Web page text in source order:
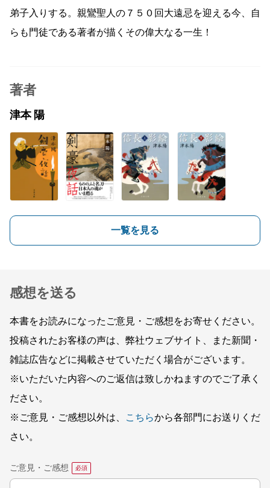
弟子入りする。親鸞聖人の７５０回大遠忌を迎える今、自
らも門徒である著者が描くその偉大なる一生！
著者
津本 陽
一覧を見る
感想を送る
本書をお読みになったご意見・ご感想をお寄せください。
投稿されたお客様の声は、弊社ウェブサイト、また新聞・
雑誌広告などに掲載させていただく場合がございます。
※いただいた内容へのご返信は致しかねますのでご了承く
ださい。
※ご意見・ご感想以外は、
こちらから各部門にお送りくだ
さい。
ご意見・ご感想